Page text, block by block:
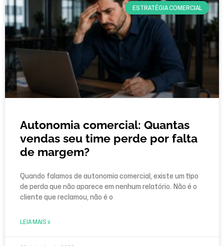
ESTRATÉGIA COMERCIAL
Autonomia comercial: Quantas
vendas seu time perde por falta
de margem?
Quando falamos de autonomia comercial, existe um tipo
de perda que não aparece em nenhum relatório. Não é o
cliente que reclamou, não é o
LEIA MAIS »